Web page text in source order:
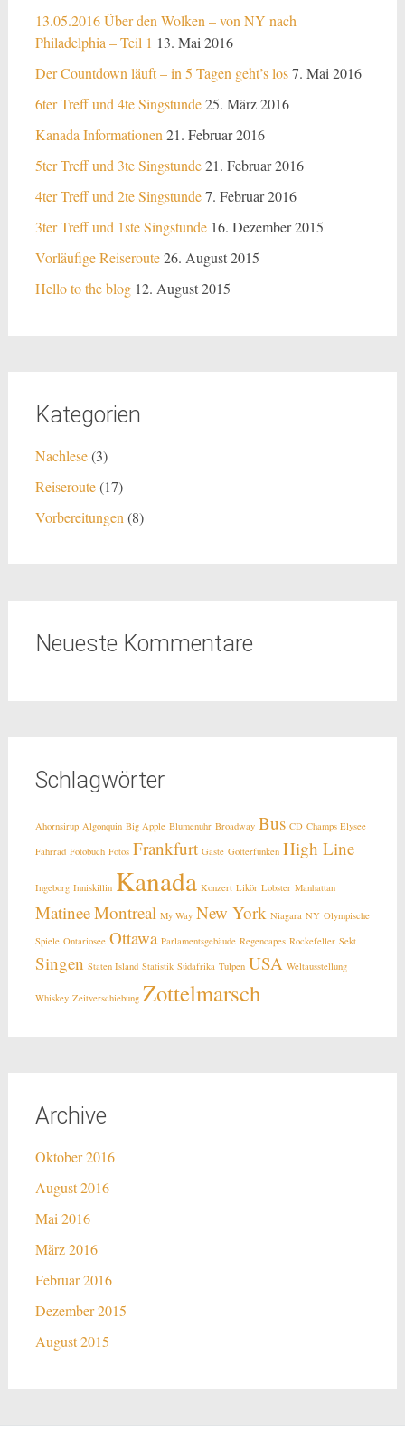
13.05.2016 Über den Wolken – von NY nach
Philadelphia – Teil 1 13. Mai 2016
Der Countdown läuft – in 5 Tagen geht’s los7. Mai 2016
6ter Treff und 4te Singstunde25. März 2016
Kanada Informationen 21. Februar 2016
5ter Treff und 3te Singstunde21. Februar 2016
4ter Treff und 2te Singstunde7. Februar 2016
3ter Treff und 1ste Singstunde 16. Dezember 2015
Vorläufige Reiseroute26. August 2015
Hello to the blog 12. August 2015
Kategorien
Nachlese(3)
Reiseroute(17)
Vorbereitungen (8)
Neueste Kommentare
Schlagwörter
Ahornsirup Algonquin Big Apple Blumenuhr Broadway Bus CD Champs Elysee
Fahrrad Fotobuch Fotos Frankfurt Gäste Götterfunken High Line
Ingeborg Inniskillin Kanada Konzert Likör Lobster Manhattan
MatineeMontreal My Way New York Niagara NY Olympische
Spiele Ontariosee Ottawa Parlamentsgebäude Regencapes Rockefeller Sekt
Singen Staten Island Statistik Südafrika Tulpen USA Weltausstellung
Whiskey Zeitverschiebung Zottelmarsch
Archive
Oktober 2016
August 2016
Mai 2016
März 2016
Februar 2016
Dezember 2015
August 2015